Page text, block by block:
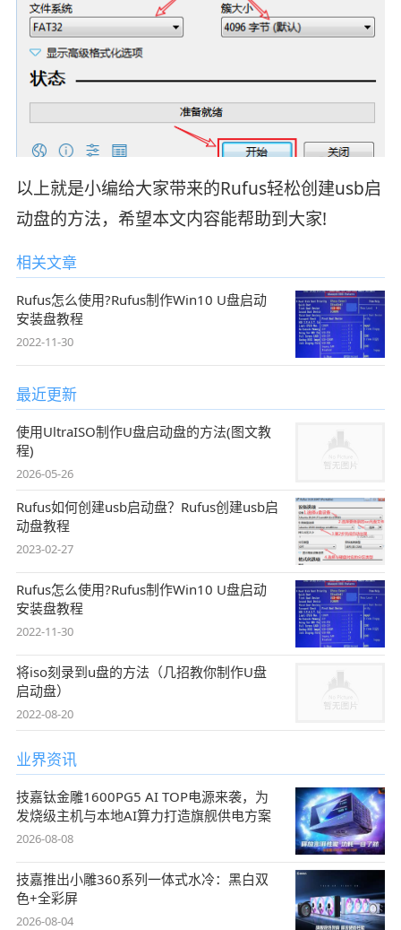
以上就是小编给大家带来的Rufus轻松创建usb启
动盘的方法，希望本文内容能帮助到大家!
相关文章
Rufus怎么使用?Rufus制作Win10 U盘启动
安装盘教程
2022-11-30
最近更新
使用UltraISO制作U盘启动盘的方法(图文教
程)
2026-05-26
Rufus如何创建usb启动盘？Rufus创建usb启
动盘教程
2023-02-27
Rufus怎么使用?Rufus制作Win10 U盘启动
安装盘教程
2022-11-30
将iso刻录到u盘的方法（几招教你制作U盘
启动盘）
2022-08-20
业界资讯
技嘉钛金雕1600PG5 AI TOP电源来袭，为
发烧级主机与本地AI算力打造旗舰供电方案
2026-08-08
技嘉推出小雕360系列一体式水冷：黑白双
色+全彩屏
2026-08-04